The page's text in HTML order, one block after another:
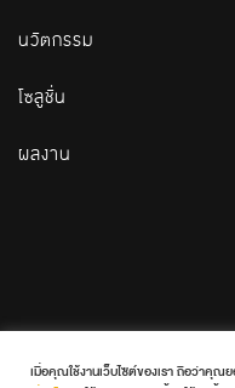
นวัตกรรม
โซลูชั่น
ผลงาน
เมื่อคุณใช้งานเว็บไซต์ของเรา ถือว่าคุณ